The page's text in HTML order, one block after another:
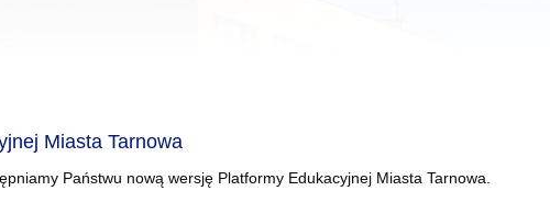
Miasta Tarnowa
Państwu nową wersję Platformy Edukacyjnej Miasta Tarnowa.